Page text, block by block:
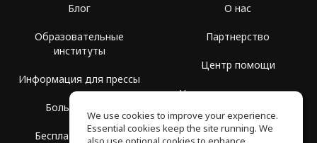
Блог
Образовательные
институты
Информация для прессы
Больше Групп
Бесплатная школа
О нас
Партнерство
Центр помощи
Условия использования
Политика
конфиденциальности
We use cookies to improve your experience.
Essential cookies keep the site running. We